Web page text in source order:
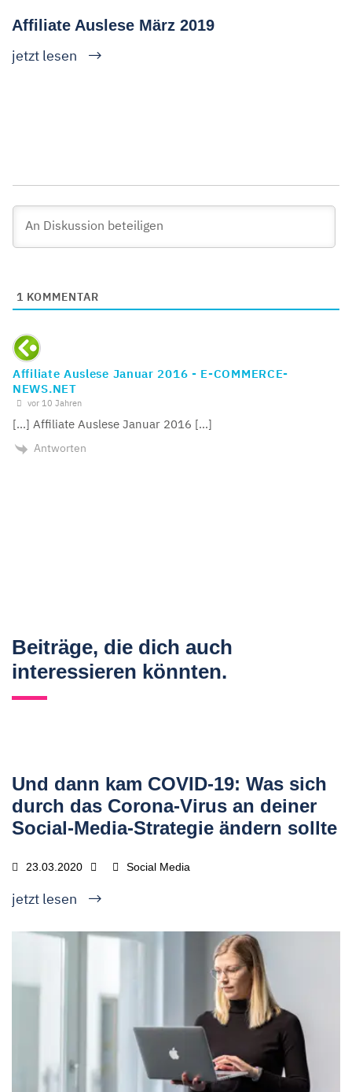
Affiliate Auslese März 2019
jetzt lesen
1 KOMMENTAR
Affiliate Auslese Januar 2016 - E-COMMERCE-
NEWS.NET
vor 10 Jahren
[…] Affiliate Auslese Januar 2016 […]
Antworten
Beiträge, die dich auch
interessieren könnten.
Und dann kam COVID-19: Was sich
durch das Corona-Virus an deiner
Social-Media-Strategie ändern sollte
23.03.2020 Social Media
jetzt lesen